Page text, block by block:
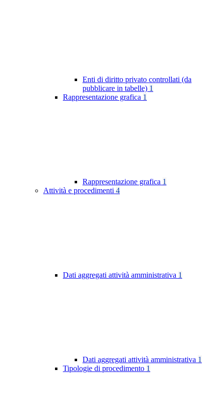
Enti di diritto privato controllati (da
pubblicare in tabelle) 1
Rappresentazione grafica 1
Rappresentazione grafica 1
Attività e procedimenti 4
Dati aggregati attività amministrativa 1
Dati aggregati attività amministrativa 1
Tipologie di procedimento 1